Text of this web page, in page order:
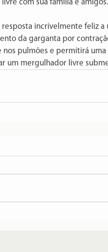
com sua família e
incrivelmente feliz a
da garganta por
nos pulmões e permitirá
um mergulhador livre